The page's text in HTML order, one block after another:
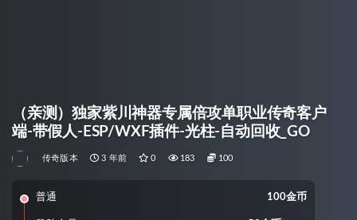
（亲测）独家紫川神器专属倍攻单职业传奇客户
端-带假人-ESP/WXF插件-光柱-自动回收_GO
传奇版本 3 年前 0 183 100
普通 100金币